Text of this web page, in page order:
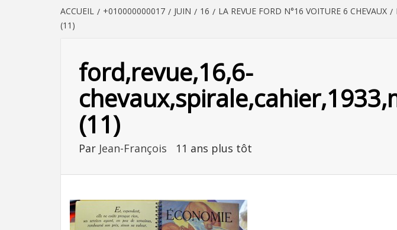
ACCUEIL +010000000017 JUIN 16 LA REVUE FORD N°16 VOITURE 6 CHEVAUX
(11)
ford,revue,16,6-
(11)
Par Jean-François 11 ans plus tôt